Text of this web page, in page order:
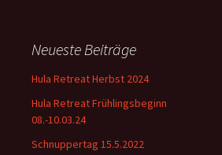
Neueste Beiträge
Hula Retreat Herbst 2024
Hula Retreat Frühlingsbeginn
08.-10.03.24
Schnuppertag 15.5.2022